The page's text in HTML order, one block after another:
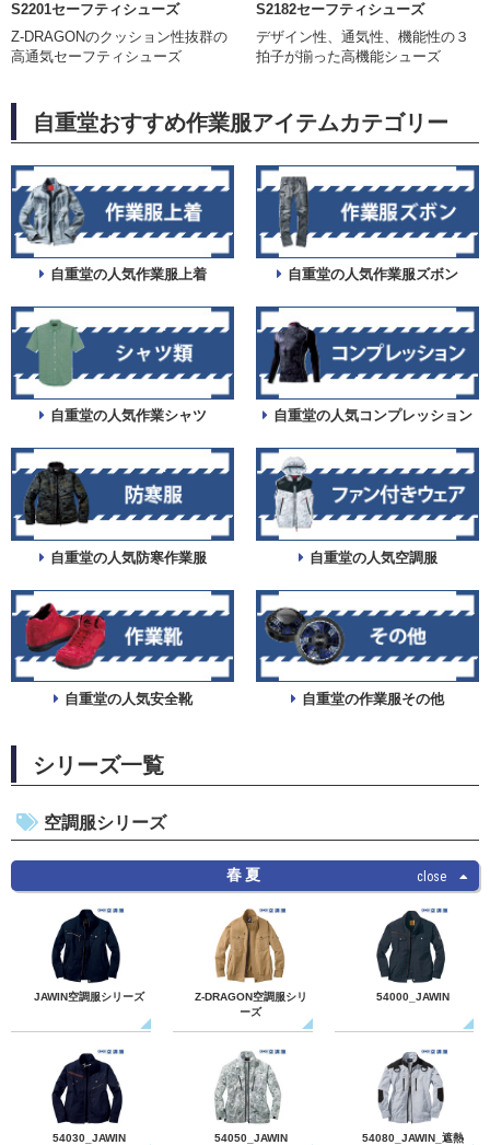
S2201セーフティシューズ
Z-DRAGONのクッション性抜群の
高通気セーフティシューズ
S2182セーフティシューズ
デザイン性、通気性、機能性の３
拍子が揃った高機能シューズ
自重堂おすすめ作業服アイテムカテゴリー
自重堂の人気作業服上着 自重堂の人気作業服ズボン
自重堂の人気作業シャツ 自重堂の人気コンプレッション
自重堂の人気防寒作業服 自重堂の人気空調服
自重堂の人気安全靴 自重堂の作業服その他
シリーズ一覧
空調服シリーズ
春夏
JAWIN空調服シリーズ
Z-DRAGON空調服シリ
ーズ
54000_JAWIN
54030_JAWIN 54050_JAWIN 54080_JAWIN_遮熱